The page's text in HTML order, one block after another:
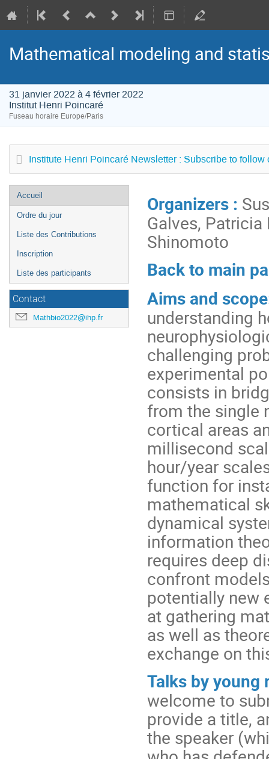
Mathematical modeling and
31 janvier 2022 à 4 février 2022
Institut Henri Poincaré
Fuseau horaire Europe/Paris
Institute Henri Poincaré Newsletter : Subscribe to follow
Menu
de
l'événement
Accueil
Ordre du jour
Liste des Contributions
Inscription
Liste des participants
Contact
Mathbio2022@ihp.fr
Organizers :
Galves, Patricia
Shinomoto
Back to main
Aims and
understanding
challenging
experimental
consists in
from the single
cortical areas
millisecond
hour/year
function for
mathematical
dynamical
information
requires deep
confront
potentially new
at gathering
as well as
exchange on
Talks by young
welcome to
provide a title,
the speaker